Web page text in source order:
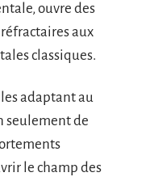
ouvre des
aux
classiques.
adaptant au
seulement de
le champ des